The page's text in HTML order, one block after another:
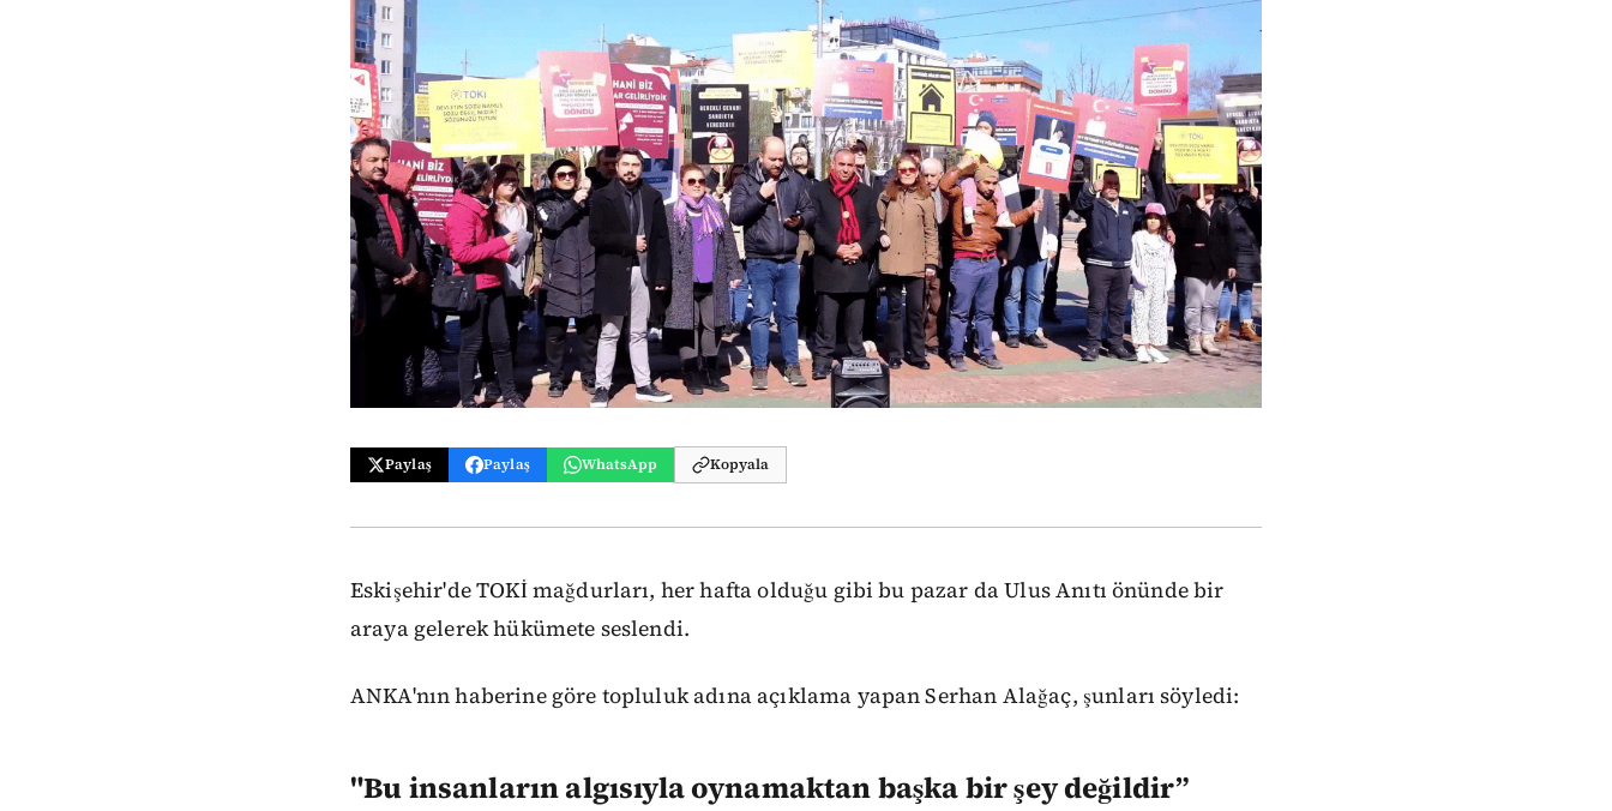
Paylaş Paylaş WhatsApp Kopyala
Eskişehir'de TOKİ mağdurları, her hafta olduğu gibi bu pazar da Ulus Anıtı önünde bir
araya gelerek hükümete seslendi.
ANKA'nın haberine göre topluluk adına açıklama yapan Serhan Alağaç, şunları söyledi:
"Bu insanların algısıyla oynamaktan başka bir şey değildir”